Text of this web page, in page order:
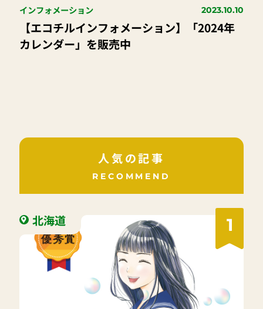
インフォメーション 2023.10.10
【エコチルインフォメーション】「2024年
カレンダー」を販売中
人気の記事
RECOMMEND
1
北海道